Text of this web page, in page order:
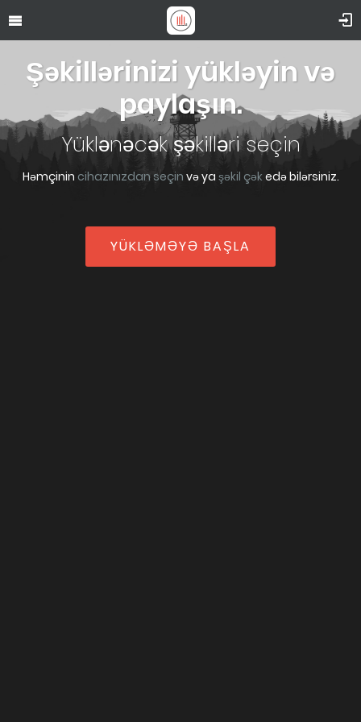
Şəkillərinizi yükləyin və
paylaşın.
Yüklənəcək şəkilləri seçin
Həmçinin cihazınızdan seçin və ya şəkil çək edə bilərsiniz.
YÜKLƏMƏYƏ BAŞLA